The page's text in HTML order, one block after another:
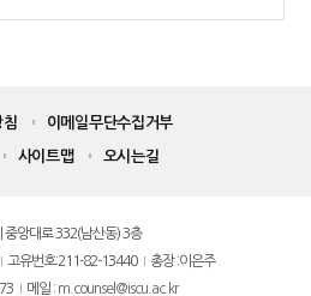
침 이메일무단수집거부
사이트맵 오시는길
중앙대로 332(남산동) 3층
고유번호:211-82-13440
총장 :이은주
메일 : m.counsel@iscu.ac.kr